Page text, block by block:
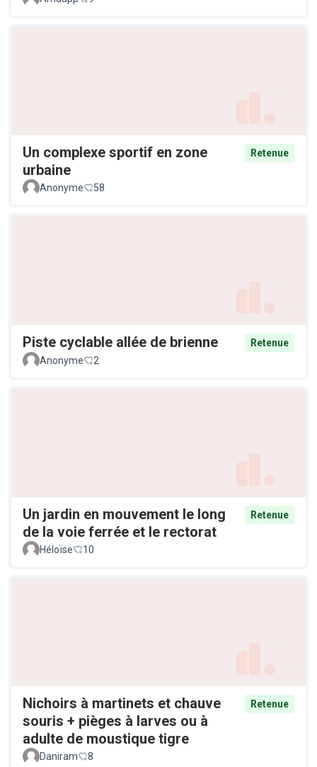
Un complexe sportif en zone
urbaine
Retenue
Anonyme 58
Piste cyclable allée de brienne
Retenue
Anonyme
2
Un jardin en mouvement le long
de la voie ferrée et le rectorat
Retenue
Héloïse 10
Nichoirs à martinets et chauve
souris + pièges à larves ou à
adulte de moustique tigre
Retenue
Daniram 8